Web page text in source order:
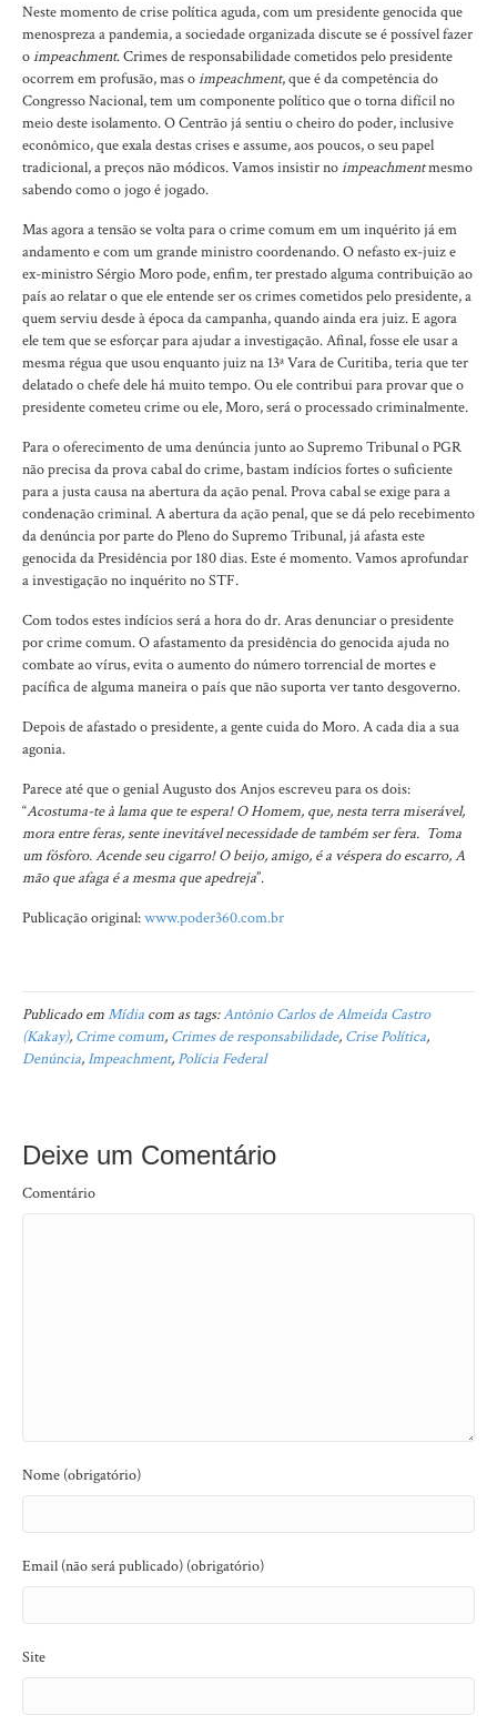
Neste momento de crise política aguda, com um presidente genocida que
menospreza a pandemia, a sociedade organizada discute se é possível fazer
oimpeachment. Crimes de responsabilidade cometidos pelo presidente
ocorrem em profusão, mas oimpeachment, que é da competência do
Congresso Nacional, tem um componente político que o torna difícil no
meio deste isolamento. O Centrão já sentiu o cheiro do poder, inclusive
econômico, que exala destas crises e assume, aos poucos, o seu papel
tradicional, a preços não módicos. Vamos insistir noimpeachmentmesmo
sabendo como o jogo é jogado.
Mas agora a tensão se volta para o crime comum em um inquérito já em
andamento e com um grande ministro coordenando. O nefasto ex-juiz e
ex-ministro Sérgio Moro pode, enfim, ter prestado alguma contribuição ao
país ao relatar o que ele entende ser os crimes cometidos pelo presidente, a
quem serviu desde à época da campanha, quando ainda era juiz. E agora
ele tem que se esforçar para ajudar a investigação. Afinal, fosse ele usar a
mesma régua que usou enquanto juiz na 13ª Vara de Curitiba, teria que ter
delatado o chefe dele há muito tempo. Ou ele contribui para provar que o
presidente cometeu crime ou ele, Moro, será o processado criminalmente.
Para o oferecimento de uma denúncia junto ao Supremo Tribunal o PGR
não precisa da prova cabal do crime, bastam indícios fortes o suficiente
para a justa causa na abertura da ação penal. Prova cabal se exige para a
condenação criminal. A abertura da ação penal, que se dá pelo recebimento
da denúncia por parte do Pleno do Supremo Tribunal, já afasta este
genocida da Presidência por 180 dias. Este é momento. Vamos aprofundar
a investigação no inquérito no STF.
Com todos estes indícios será a hora do dr. Aras denunciar o presidente
por crime comum. O afastamento da presidência do genocida ajuda no
combate ao vírus, evita o aumento do número torrencial de mortes e
pacífica de alguma maneira o país que não suporta ver tanto desgoverno.
Depois de afastado o presidente, a gente cuida do Moro. A cada dia a sua
agonia.
Parece até que o genial Augusto dos Anjos escreveu para os dois:
“Acostuma-te à lama que te espera! O Homem, que, nesta terra miserável,
mora entre feras, sente inevitável necessidade de também ser fera. Toma
um fósforo. Acende seu cigarro! O beijo, amigo, é a véspera do escarro, A
mão que afaga é a mesma que apedreja”.
Publicação original:www.poder360.com.br
Publicado emMídia com as tags:Antônio Carlos de Almeida Castro
(Kakay), Crime comum, Crimes de responsabilidade, Crise Política,
Denúncia,Impeachment,Polícia Federal
Deixe um Comentário
Comentário
Nome (obrigatório)
Email (não será publicado) (obrigatório)
Site